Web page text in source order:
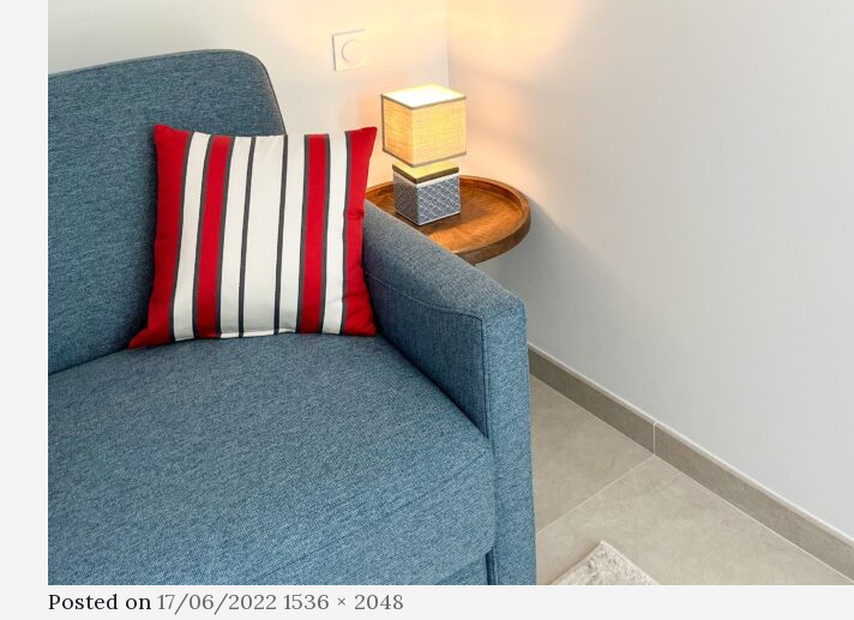
Posted on Posted
17/06/2022 Full
1536 × 2048